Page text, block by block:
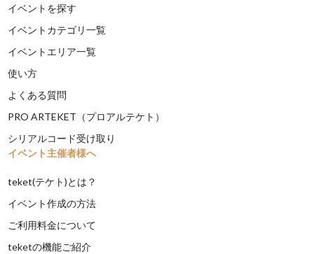
イベントを探す
イベントカテゴリ一覧
イベントエリア一覧
使い方
よくある質問
PRO ARTEKET（プロアルテケト）
シリアルコード受け取り
イベント主催者様へ
teket(テケト)とは？
イベント作成の方法
ご利用料金について
teketの機能ご紹介